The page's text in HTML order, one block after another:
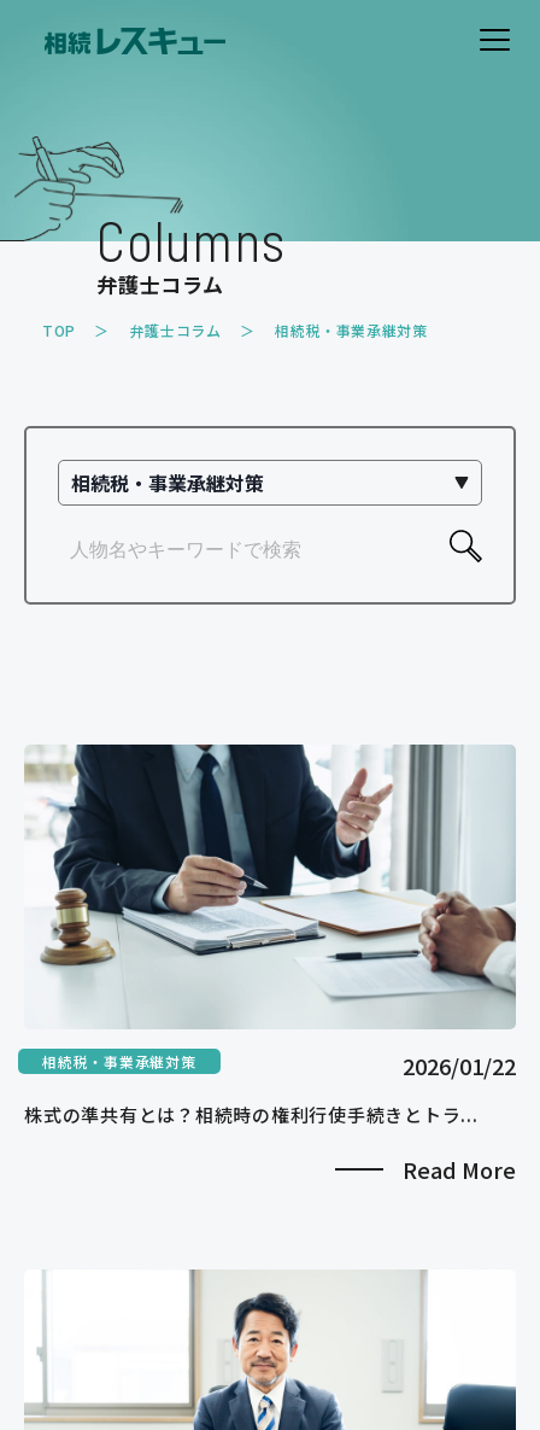
解決事例
相続放棄 相続税・事業承継対策
家族信託・遺言書作成 その他
ご相談の流れ
事務所紹介
アクセス
お問い合わせ
Columns
弁護士コラム
TOP 弁護士コラム 相続税・事業承継対策
相続税・事業承継対策 2026/01/22
株式の準共有とは？相続時の権利行使手続きとトラ...
Read More